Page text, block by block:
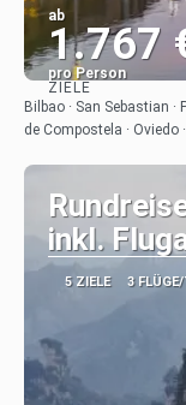
ab
1.767
pro Person
ZIELE
Bilbao · San Sebastian ·
de Compostela · Oviedo
inkl.
5 ZIELE 3